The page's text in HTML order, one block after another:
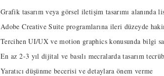
Grafik tasarım veya görsel iletişim tasarımı
Adobe Creative Suite programlarına ileri düzeyde
Tercihen UI/UX ve motion graphics konusunda bilgi
En az 2-3 yıl dijital ve basılı mecralarda tasarım
Yaratıcı düşünme becerisi ve detaylara önem verme